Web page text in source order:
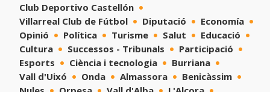
Club Deportivo Castellón
Villarreal Club de Fútbol
Diputació
Economía
Opinió
Política Turisme Salut
Educació
Cultura
Successos - Tribunals
Participació
Esports
Ciència i tecnologia
Burriana
Vall d'Uixó
Onda Almassora
Benicàssim